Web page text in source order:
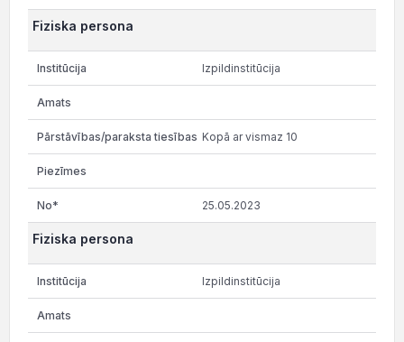
Fiziska persona
Izpildinstitūcija
Kopā ar vismaz 10
25.05.2023
Fiziska persona
Izpildinstitūcija